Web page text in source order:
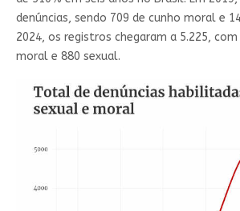
denúncias, sendo 709 de cunho moral e
2024, os registros chegaram a 5.225, com
moral e 880 sexual.